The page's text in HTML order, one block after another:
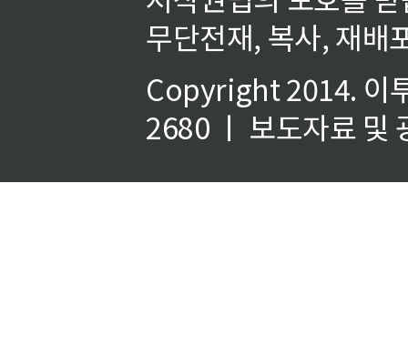
무단전재, 복사, 재배
Copyright 2014. 이
2680 ㅣ 보도자료